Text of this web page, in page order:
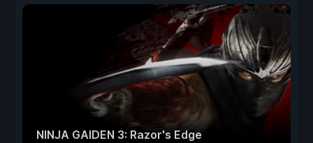
NINJA GAIDEN 3: Razor's Edge